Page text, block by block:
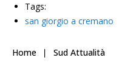
Tags:
san giorgio a cremano
Home Sud Attualità